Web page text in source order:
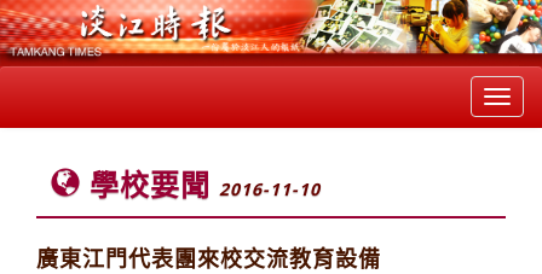
學校要聞 2016-11-10
廣東江門代表團來校交流教育設備